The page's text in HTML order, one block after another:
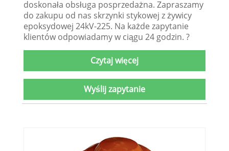
doskonała obsługa posprzedażna. Zapraszamy
do zakupu od nas skrzynki stykowej z żywicy
epoksydowej 24kV-225. Na każde zapytanie
klientów odpowiadamy w ciągu 24 godzin. ?
Czytaj więcej
Wyślij zapytanie